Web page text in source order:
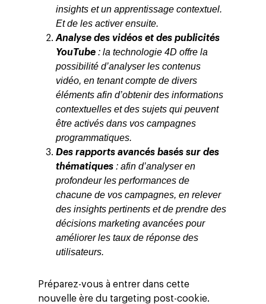
insights et un apprentissage contextuel.
Et de les activer ensuite.
Analyse des vidéos et des publicités
YouTube : la technologie 4D offre la
possibilité d’analyser les contenus
vidéo, en tenant compte de divers
éléments afin d’obtenir des informations
contextuelles et des sujets qui peuvent
être activés dans vos campagnes
programmatiques.
Des rapports avancés basés sur des
thématiques : afin d’analyser en
profondeur les performances de
chacune de vos campagnes, en relever
des insights pertinents et de prendre des
décisions marketing avancées pour
améliorer les taux de réponse des
utilisateurs.
Préparez-vous à entrer dans cette
nouvelle ère du targeting post-cookie.
Tendances
Presse
Entreprise
Réussites
À propos
ESG
Contact